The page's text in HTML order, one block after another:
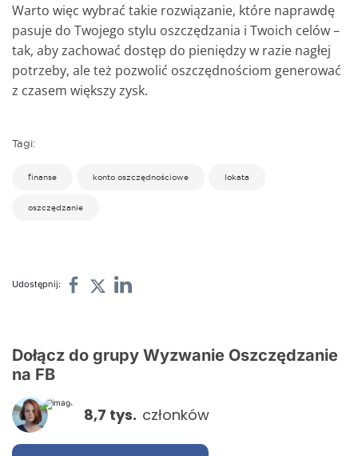
Warto więc wybrać takie rozwiązanie, które naprawdę
pasuje do Twojego stylu oszczędzania i Twoich celów –
tak, aby zachować dostęp do pieniędzy w razie nagłej
potrzeby, ale też pozwolić oszczędnościom generować
z czasem większy zysk.
Tagi:
finanse konto oszczędnościowe lokata
oszczędzanie
Udostępnij:
Dołącz do grupy Wyzwanie Oszczędzanie
na FB
8,7 tys. członków